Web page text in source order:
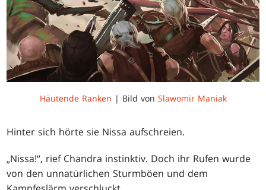
Häutende Ranken | Bild von Slawomir Maniak
Hinter sich hörte sie Nissa aufschreien.
„Nissa!“, rief Chandra instinktiv. Doch ihr Rufen wurde
von den unnatürlichen Sturmböen und dem